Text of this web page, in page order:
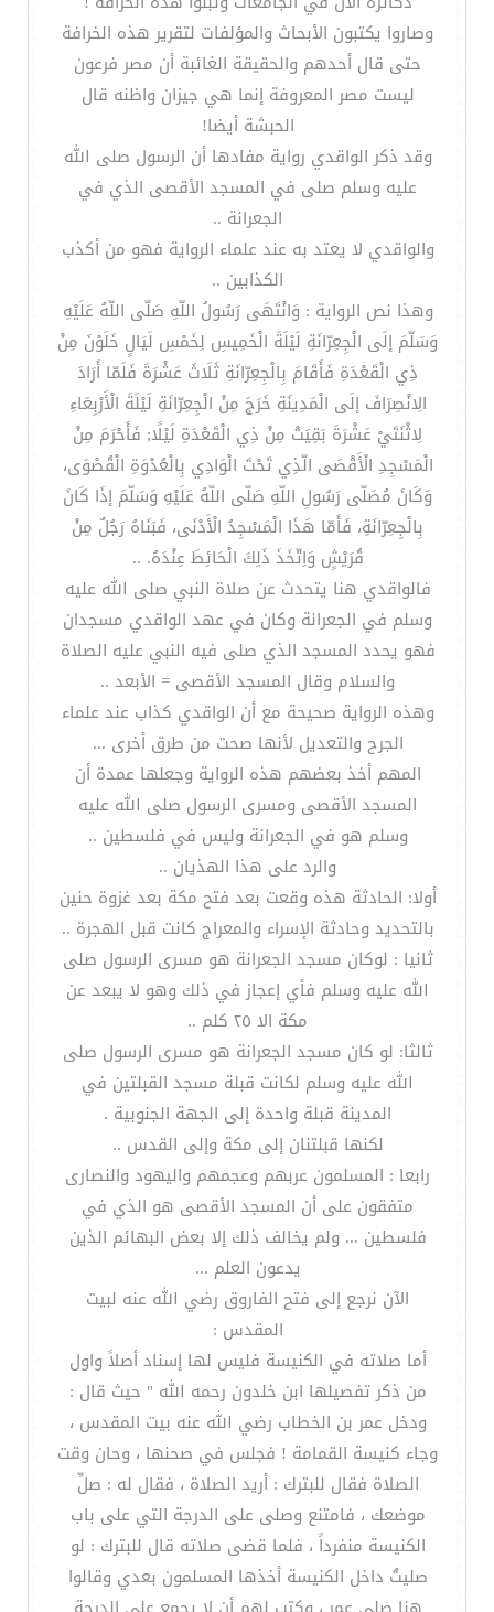
وصاروا يكتبون الأبحاث والمؤلفات لتقرير هذه الخرافة
حتى قال أحدهم والحقيقة الغائبة أن مصر فرعون
ليست مصر المعروفة إنما هي جيزان واظنه قال
الحبشة أيضا!
وقد ذكر الواقدي رواية مفادها أن الرسول صلى الله
عليه وسلم صلى في المسجد الأقصى الذي في
الجعرانة ..
والواقدي لا يعتد به عند علماء الرواية فهو من أكذب
الكذابين ..
وهذا نص الرواية : وَانْتَهَى رَسُولُ اللّهِ صَلّى اللّهُ عَلَيْهِ
وَسَلّمَ إلَى الْجِعِرّانَةِ لَيْلَةَ الْخَمِيسِ لِخَمْسِ لَيَالٍ خَلَوْنَ مِنْ
ذِي الْقَعْدَةِ فَأَقَامَ بِالْجِعِرّانَةِ ثَلَاثَ عَشْرَةَ فَلَمّا أَرَادَ
الِانْصِرَافَ إلَى الْمَدِينَةِ خَرَجَ مِنْ الْجِعِرّانَةِ لَيْلَةَ الْأَرْبِعَاءِ
لِاثْنَتَيْ عَشْرَةَ بَقِيَتْ مِنْ ذِي الْقَعْدَةِ لَيْلًا; فَأَحْرَمَ مِنْ
الْمَسْجِدِ الْأَقْصَى الّذِي تَحْتَ الْوَادِي بِالْعُدْوَةِ الْقُصْوَى،
وَكَانَ مُصَلّى رَسُولِ اللّهِ صَلّى اللّهُ عَلَيْهِ وَسَلّمَ إذَا كَانَ
بِالْجِعِرّانَةِ، فَأَمّا هَذَا الْمَسْجِدُ الْأَدْنَى، فَبَنَاهُ رَجُلٌ مِنْ
قُرَيْشٍ وَاِتّخَذَ ذَلِكَ الْحَائِطَ عِنْدَهُ. ..
فالواقدي هنا يتحدث عن صلاة النبي صلى الله عليه
وسلم في الجعرانة وكان في عهد الواقدي مسجدان
فهو يحدد المسجد الذي صلى فيه النبي عليه الصلاة
والسلام وقال المسجد الأقصى = الأبعد ..
وهذه الرواية صحيحة مع أن الواقدي كذاب عند علماء
الجرح والتعديل لأنها صحت من طرق أخرى ...
المهم أخذ بعضهم هذه الرواية وجعلها عمدة أن
المسجد الأقصى ومسرى الرسول صلى الله عليه
وسلم هو في الجعرانة وليس في فلسطين ..
والرد على هذا الهذيان ..
أولا: الحادثة هذه وقعت بعد فتح مكة بعد غزوة حنين
بالتحديد وحادثة الإسراء والمعراج كانت قبل الهجرة ..
ثانيا : لوكان مسجد الجعرانة هو مسرى الرسول صلى
الله عليه وسلم فأي إعجاز في ذلك وهو لا يبعد عن
مكة الا ٢٥ كلم ..
ثالثا: لو كان مسجد الجعرانة هو مسرى الرسول صلى
الله عليه وسلم لكانت قبلة مسجد القبلتين في
المدينة قبلة واحدة إلى الجهة الجنوبية .
لكنها قبلتنان إلى مكة وإلى القدس ..
رابعا : المسلمون عربهم وعجمهم واليهود والنصارى
متفقون على أن المسجد الأقصى هو الذي في
فلسطين ... ولم يخالف ذلك إلا بعض البهائم الذين
يدعون العلم ...
الآن نرجع إلى فتح الفاروق رضي الله عنه لبيت
المقدس :
أما صلاته في الكنيسة فليس لها إسناد أصلاً واول
من ذكر تفصيلها ابن خلدون رحمه الله " حيث قال :
ودخل عمر بن الخطاب رضي الله عنه بيت المقدس ،
وجاء كنيسة القمامة ! فجلس في صحنها ، وحان وقت
الصلاة فقال للبترك : أريد الصلاة ، فقال له : صلِّ
موضعك ، فامتنع وصلى على الدرجة التي على باب
الكنيسة منفرداً ، فلما قضى صلاته قال للبترك : لو
صليتُ داخل الكنيسة أخذها المسلمون بعدي وقالوا